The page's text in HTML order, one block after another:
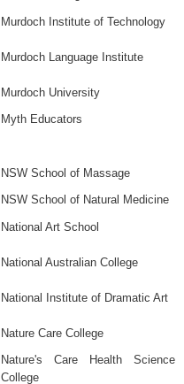
Murdoch Institute of Technology
Murdoch Language Institute
Murdoch University
Myth Educators
NSW School of Massage
NSW School of Natural Medicine
National Art School
National Australian College
National Institute of Dramatic Art
Nature Care College
Nature's Care Health Science
College